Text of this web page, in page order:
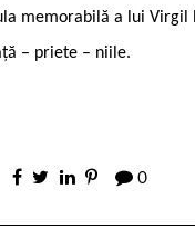
memorabilă a lui Virgil
– priete – niile.
0